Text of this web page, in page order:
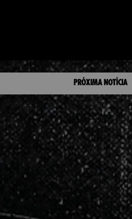
PRÓXIMA NOTÍCIA